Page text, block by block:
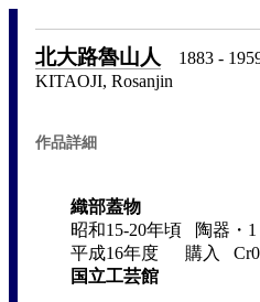
北大路魯山人
1883 -
KITAOJI, Rosanjin
作品詳細
織部蓋物
昭和15-20年頃 陶器・1
平成16年度 購入
国立工芸館